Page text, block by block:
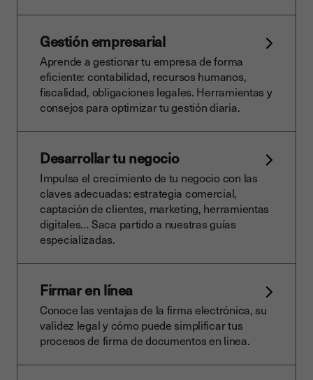
Gestión empresarial
Aprende a gestionar tu empresa de forma
eficiente: contabilidad, recursos humanos,
fiscalidad, obligaciones legales. Herramientas y
consejos para optimizar tu gestión diaria.
Desarrollar tu negocio
Impulsa el crecimiento de tu negocio con las
claves adecuadas: estrategia comercial,
captación de clientes, marketing, herramientas
digitales… Saca partido a nuestras guías
especializadas.
Firmar en línea
Conoce las ventajas de la firma electrónica, su
validez legal y cómo puede simplificar tus
procesos de firma de documentos en linea.